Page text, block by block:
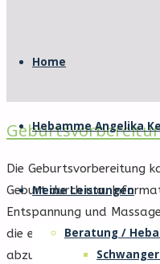
Fritzlar
auf
der
Internetseite
von
Hebamme
Angelika
Kern
Inhalt Home
Hebamme Angelika
Meine Leistungen
Beratung /
Die Geburtsvorbereitung
Geburt durch u.a.
Entspannung und
die eigene Fähigkeit ein
abzubauen.